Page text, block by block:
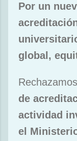
Por un
global,
Rechazamos
de
actividad
el